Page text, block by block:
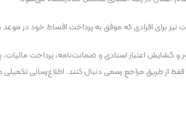
برای افرادی که موفق به پرداخت اقساط خود در
اعتبار اسنادی و ضمانت‌نامه، پرداخت
فقط از طریق مراجع رسمی دنبال کنند. اطلاع‌رسانی